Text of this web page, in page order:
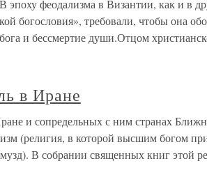
феодализма в Византии, как и в
богословия», требовали, чтобы она
и бессмертие души.Отцом
в Иране
и сопредельных с ним странах
(религия, в которой высшим богом
В собрании священных книг этой